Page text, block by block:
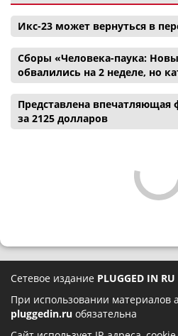
Икс-23 может вернуться в
Сборы «Человека-паука:
обвалились на 2 неделе, но
Представлена впечатляющая
за 2125 долларов
Сетевое издание PLUGGED IN RU
При использовании материалов
pluggedin.ru обязательна